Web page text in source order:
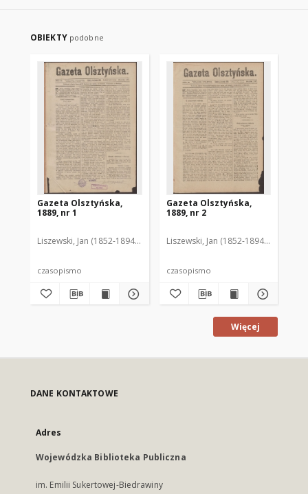
OBIEKTY podobne
Gazeta Olsztyńska,
1889, nr 1
Liszewski, Jan (1852-1894). Red.
czasopismo
Gazeta Olsztyńska,
1889, nr 2
Liszewski, Jan (1852-1894). Red.
czasopismo
Więcej
DANE KONTAKTOWE
Adres
Wojewódzka Biblioteka Publiczna
im. Emilii Sukertowej-Biedrawiny